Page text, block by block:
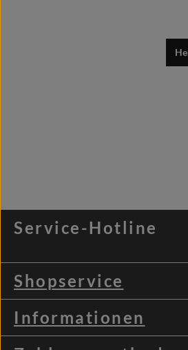
Service-Hotline
Shopservice
Informationen